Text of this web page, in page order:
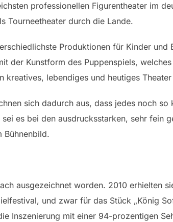
professionellen Figurentheater im
Tourneetheater durch die Lande.
Produktionen für Kinder und
der Kunstform des Puppenspiels,
kreatives, lebendiges und heutiges
sich dadurch aus, dass jedes noch so
es bei den ausdrucksstarken, sehr fein
Bühnenbild.
ausgezeichnet worden. 2010 erhielten
und zwar für das Stück „König
Inszenierung mit einer 94-prozentigen